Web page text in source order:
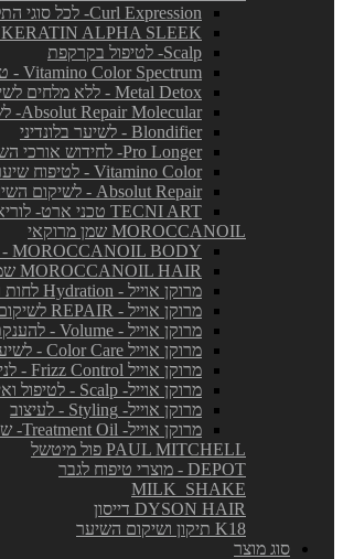
Curl Expression- לכל סוגי התלתלים
KERATIN ALPHA SLEEK - חדש! למראה שיער חלק ושליטה בנפח בלתי רצוי
Scalp- לטיפול בקרקפת
Vitamino Color Spectrum - טיפול מקצועי לשיער צבוע
Metal Detox - ללא מלחים לשיער צבוע/גוונים/הבהרה
Absolut Repair Molecular- לשיקום מיידי של השיער
Blondifier - לשיער בלונדיני
Pro Longer- לחידוש אורכי השיער
Vitamino Color - לטיפוח שיער צבוע
Absolut Repair - לשיקום השיער
TECNI ART טכני ארט- לוריאל פרופסיונל
MOROCCANOIL שמן מרוקאי
MOROCCANOIL BODY - מוצרי גוף
MOROCCANOIL HAIR שמן מרוקאי- מוצרי שיער
מרוקן אוייל - Hydration לחות והזנה
מרוקן אוייל - REPAIR לשיקום השיער
מרוקן אוייל - Volume - להענקת נפח
מרוקן אוייל Color Care - לשיער צבוע
מרוקן אוייל Frizz Control - לניטרול קרזול
מרוקן אוייל- Scalp - לטיפול ואיזון הקרקפת
מרוקן אוייל- Styling - לעיצוב
מרוקן אוייל- Treatment Oil- שמן מרוקאי טיפולי
PAUL MITCHELL פול מיטשל
DEPOT - מוצרי טיפוח לגבר
MILK_SHAKE
DYSON HAIR דייסון
K18 תיקון ושיקום השיער
סוג מוצר